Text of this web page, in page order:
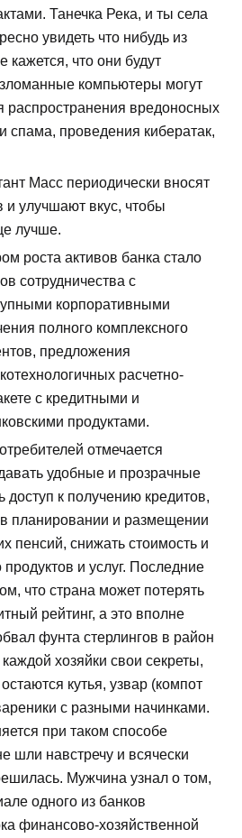
Танечка Река, и ты села
увидеть что нибудь из
кажется, что они будут
компьютеры могут
распространения вредоносных
спама, проведения кибератак,
Масс периодически вносят
и улучшают вкус, чтобы
лучше.
роста активов банка стало
сотрудничества с
корпоративными
полного комплексного
предложения
расчетно-
с кредитными и
продуктами.
отмечается
удобные и прозрачные
доступ к получению кредитов,
планировании и размещении
пенсий, снижать стоимость и
и услуг. Последние
что страна может потерять
рейтинг, а это вполне
фунта стерлингов в район
хозяйки свои секреты,
кутья, узвар (компот
с разными начинками.
при таком способе
шли навстречу и всячески
Мужчина узнал о том,
одного из банков
финансово-хозяйственной